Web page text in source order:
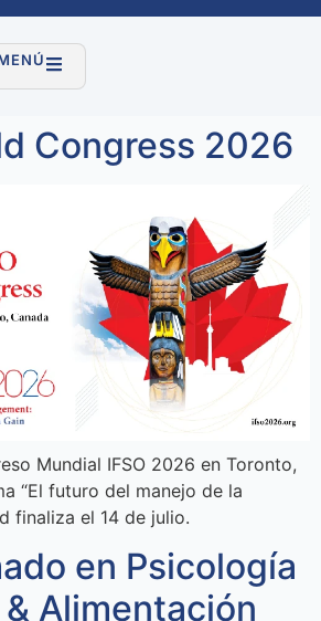
Congress 2026
Mundial IFSO 2026 en Toronto,
“El futuro del manejo de la
finaliza el 14 de julio.
en Psicología
Alimentación